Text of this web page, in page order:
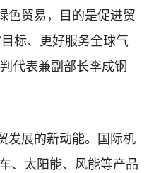
色贸易，目的是促进贸
标、更好服务全球气
代表兼副部长李成钢
发展的新动能。国际机
、太阳能、风能等产品